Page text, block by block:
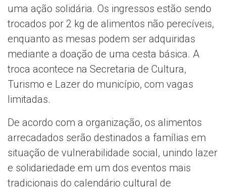
uma ação solidária. Os ingressos estão sendo
trocados por 2 kg de alimentos não perecíveis,
enquanto as mesas podem ser adquiridas
mediante a doação de uma cesta básica. A
troca acontece na Secretaria de Cultura,
Turismo e Lazer do município, com vagas
limitadas.
De acordo com a organização, os alimentos
arrecadados serão destinados a famílias em
situação de vulnerabilidade social, unindo lazer
e solidariedade em um dos eventos mais
tradicionais do calendário cultural de